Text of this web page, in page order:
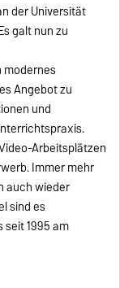
der Universität
galt nun zu
Angebot zu
und
Arbeitsplätzen
Immer mehr
auch wieder
sind es
1995 am